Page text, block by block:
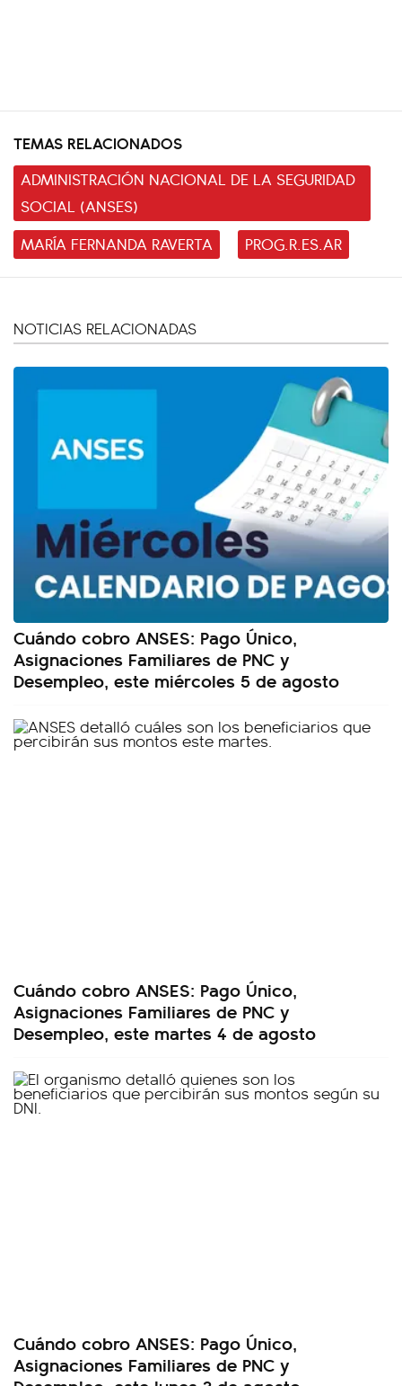
TEMAS RELACIONADOS
ADMINISTRACIÓN NACIONAL DE LA SEGURIDAD
SOCIAL (ANSES)
MARÍA FERNANDA RAVERTA
PROG.R.ES.AR
NOTICIAS RELACIONADAS
Cuándo cobro ANSES: Pago Único,
Asignaciones Familiares de PNC y
Desempleo, este miércoles 5 de agosto
Cuándo cobro ANSES: Pago Único,
Asignaciones Familiares de PNC y
Desempleo, este martes 4 de agosto
Cuándo cobro ANSES: Pago Único,
Asignaciones Familiares de PNC y